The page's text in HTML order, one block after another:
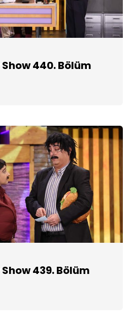
440. Bölüm
439. Bölüm